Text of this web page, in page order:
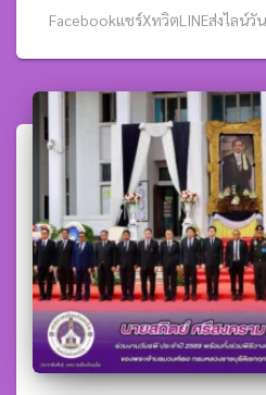
Facebookแชร์XทวิตLINEส่งไลน์วั